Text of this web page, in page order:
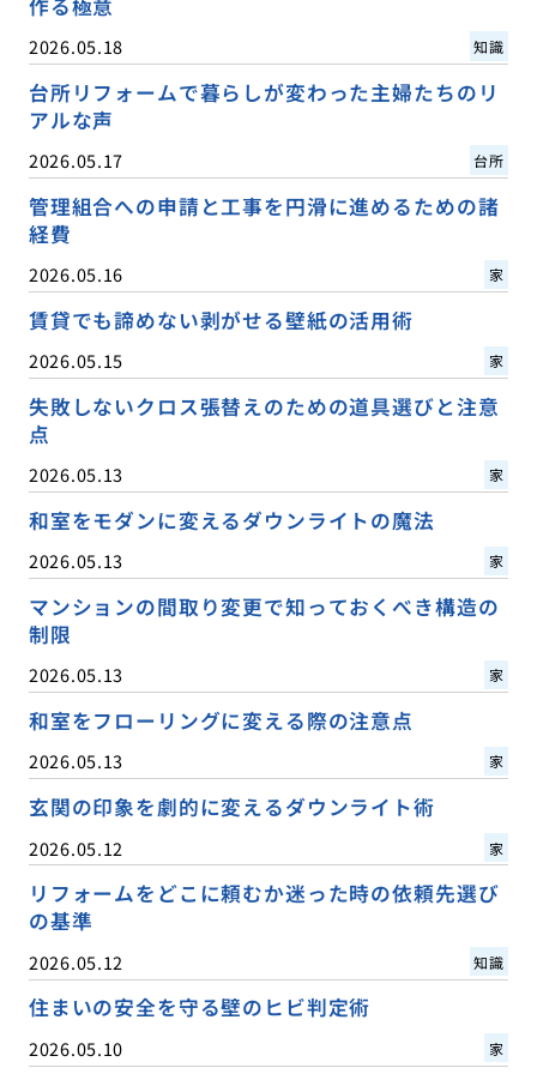
作る極意
2026.05.18 知識
台所リフォームで暮らしが変わった主婦たちのリ
アルな声
2026.05.17 台所
管理組合への申請と工事を円滑に進めるための諸
経費
2026.05.16 家
賃貸でも諦めない剥がせる壁紙の活用術
2026.05.15 家
失敗しないクロス張替えのための道具選びと注意
点
2026.05.13 家
和室をモダンに変えるダウンライトの魔法
2026.05.13 家
マンションの間取り変更で知っておくべき構造の
制限
2026.05.13 家
和室をフローリングに変える際の注意点
2026.05.13 家
玄関の印象を劇的に変えるダウンライト術
2026.05.12 家
リフォームをどこに頼むか迷った時の依頼先選び
の基準
2026.05.12 知識
住まいの安全を守る壁のヒビ判定術
2026.05.10 家